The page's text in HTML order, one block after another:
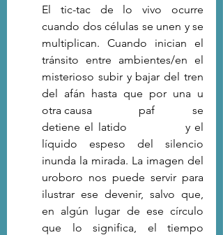
El tic-tac de lo vivo ocurre
cuando dos células se unen y se
multiplican. Cuando inician el
tránsito entre ambientes/en el
misterioso subir y bajar del tren
del afán hasta que por una u
otra causa                paf             se
detiene el latido             y el
líquido espeso del silencio
inunda la mirada. La imagen del
uroboro nos puede servir para
ilustrar ese devenir, salvo que,
en algún lugar de ese círculo
que lo significa, el tiempo